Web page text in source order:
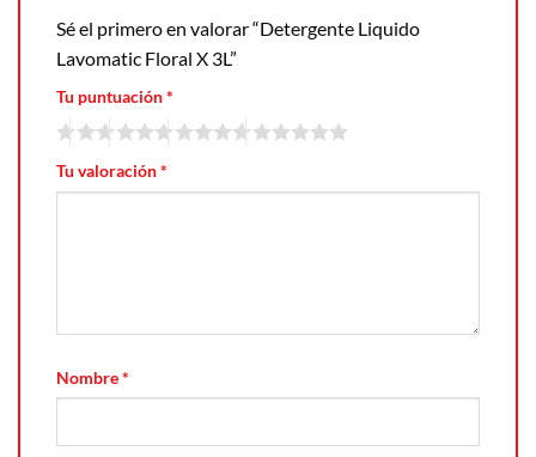
Sé el primero en valorar “Detergente Liquido
Lavomatic Floral X 3L”
Tu puntuación*
Tu valoración*
Nombre*